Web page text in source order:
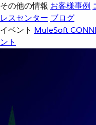
その他の情報 お客様事例
レスセンター ブログ
イベント MuleSoft
ント